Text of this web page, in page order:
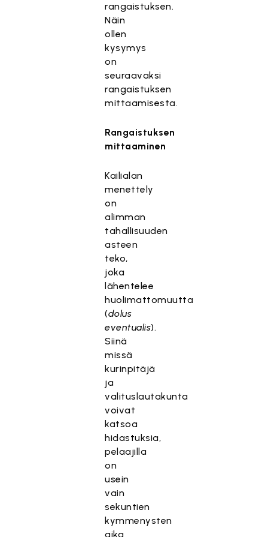
rangaistuksen.
Näin
ollen
kysymys
on
seuraavaksi
rangaistuksen
mittaamisesta.
Rangaistuksen
mittaaminen
Kailialan
menettely
on
alimman
tahallisuuden
asteen
teko,
joka
lähentelee
huolimattomuutta
(dolus
eventualis).
Siinä
missä
kurinpitäjä
ja
valituslautakunta
voivat
katsoa
hidastuksia,
pelaajilla
on
usein
vain
sekuntien
kymmenysten
aika